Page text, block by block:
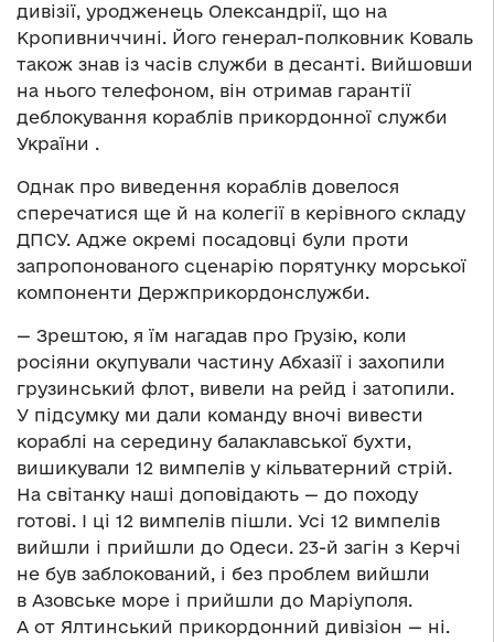
дивізії, уродженець Олександрії, що на
Кропивниччині. Його генерал-полковник Коваль
також знав із часів служби в десанті. Вийшовши
на нього телефоном, він отримав гарантії
деблокування кораблів прикордонної служби
України .
Однак про виведення кораблів довелося
сперечатися ще й на колегії в керівного складу
ДПСУ. Адже окремі посадовці були проти
запропонованого сценарію порятунку морської
компоненти Держприкордонслужби.
— Зрештою, я їм нагадав про Грузію, коли
росіяни окупували частину Абхазії і захопили
грузинський флот, вивели на рейд і затопили.
У підсумку ми дали команду вночі вивести
кораблі на середину балаклавської бухти,
вишикували 12 вимпелів у кільватерний стрій.
На світанку наші доповідають — до походу
готові. І ці 12 вимпелів пішли. Усі 12 вимпелів
вийшли і прийшли до Одеси. 23-й загін з Керчі
не був заблокований, і без проблем вийшли
в Азовське море і прийшли до Маріуполя.
А от Ялтинський прикордонний дивізіон — ні.